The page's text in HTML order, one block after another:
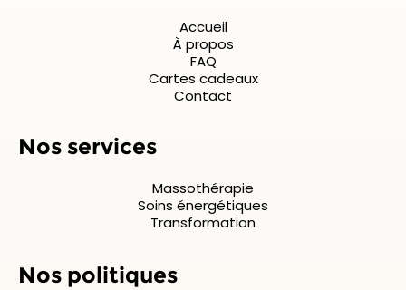
Accueil
À propos
FAQ
Cartes cadeaux
Contact
Nos services
Massothérapie
Soins énergétiques
Transformation
Nos politiques